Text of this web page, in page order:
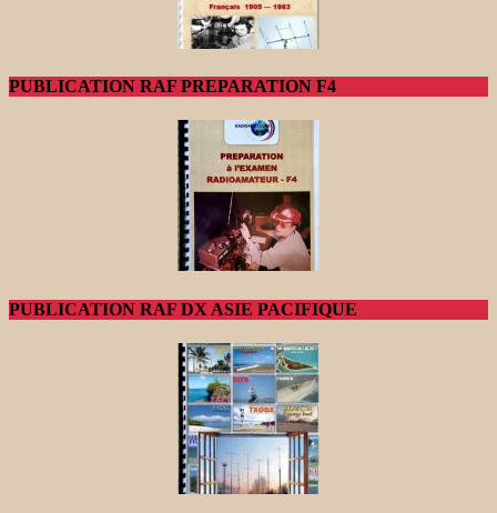
PUBLICATION RAF PREPARATION F4
PUBLICATION RAF DX ASIE PACIFIQUE